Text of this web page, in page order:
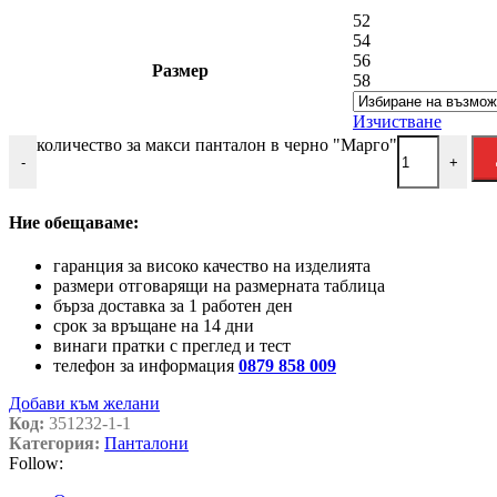
Размер
52
54
56
58
Изчистване
-
количество за макси панталон в черно "Марго"
+
Ние обещаваме:
гаранция за високо качество на изделията
размери отговарящи на размерната таблица
бърза доставка за 1 работен ден
срок за връщане на 14 дни
винаги пратки с преглед и тест
телефон за информация 0879 858 009
Добави към желани
Код: 351232-1-1
Категория: Панталони
Follow: